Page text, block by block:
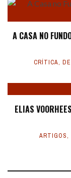
A CASA NO
CRÍTICA,
ELIAS
ARTIGOS,